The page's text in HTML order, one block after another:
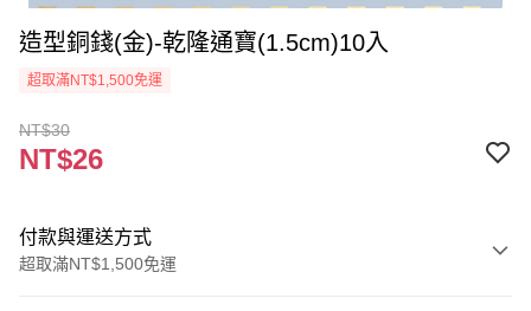
造型銅錢(金)-乾隆通寶(1.5cm)10入
超取滿NT$1,500免運
NT$30
NT$26
付款與運送方式
超取滿NT$1,500免運